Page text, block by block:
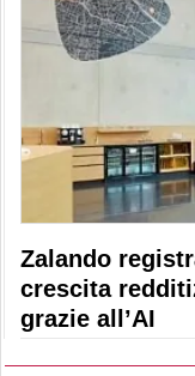
Zalando
crescita
grazie all’AI